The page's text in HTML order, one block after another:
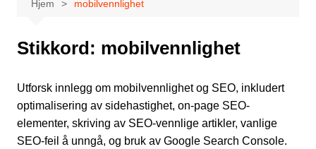
Hjem mobilvennlighet
Stikkord: mobilvennlighet
Utforsk innlegg om mobilvennlighet og SEO, inkludert
optimalisering av sidehastighet, on-page SEO-
elementer, skriving av SEO-vennlige artikler, vanlige
SEO-feil å unngå, og bruk av Google Search Console.